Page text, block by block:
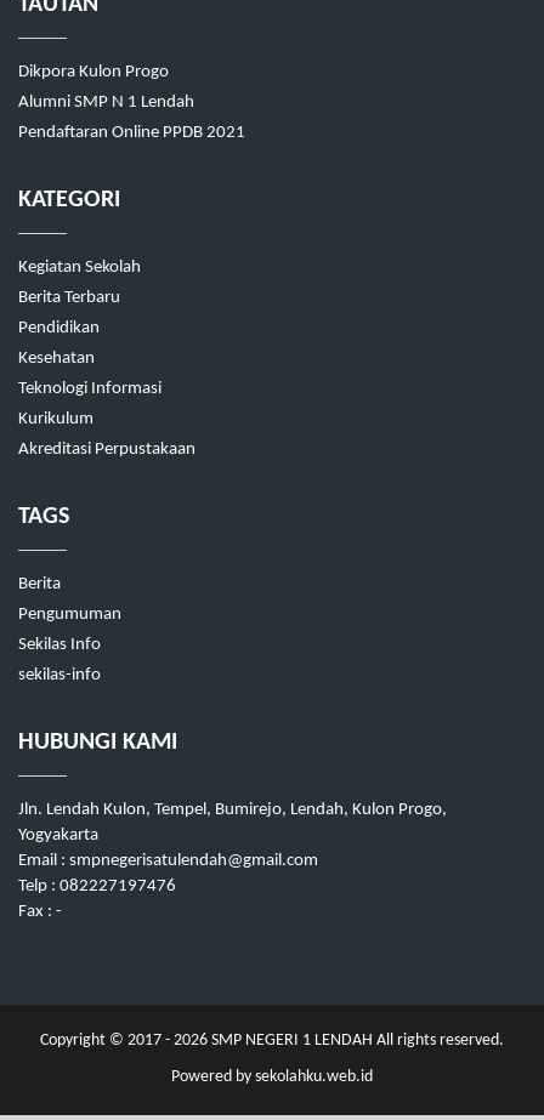
TAUTAN
Dikpora Kulon Progo
Alumni SMP N 1 Lendah
Pendaftaran Online PPDB 2021
KATEGORI
Kegiatan Sekolah
Berita Terbaru
Pendidikan
Kesehatan
Teknologi Informasi
Kurikulum
Akreditasi Perpustakaan
TAGS
Berita
Pengumuman
Sekilas Info
sekilas-info
HUBUNGI KAMI
Jln. Lendah Kulon, Tempel, Bumirejo, Lendah, Kulon Progo,
Yogyakarta
Email : smpnegerisatulendah@gmail.com
Telp : 082227197476
Fax : -
Copyright © 2017 - 2026 SMP NEGERI 1 LENDAH All rights reserved.
Powered by sekolahku.web.id